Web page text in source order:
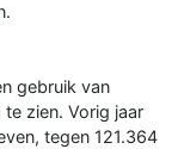
gebruik van
zien. Vorig jaar
tegen 121.364